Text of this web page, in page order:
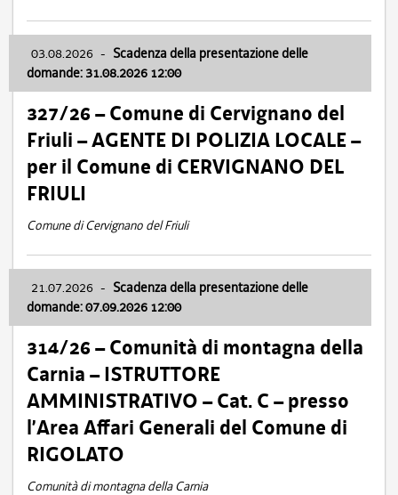
03.08.2026 - Scadenza della presentazione delle
domande: 31.08.2026 12:00
327/26 – Comune di Cervignano del
Friuli – AGENTE DI POLIZIA LOCALE –
per il Comune di CERVIGNANO DEL
FRIULI
Comune di Cervignano del Friuli
21.07.2026 - Scadenza della presentazione delle
domande: 07.09.2026 12:00
314/26 – Comunità di montagna della
Carnia – ISTRUTTORE
AMMINISTRATIVO – Cat. C – presso
l’Area Affari Generali del Comune di
RIGOLATO
Comunità di montagna della Carnia